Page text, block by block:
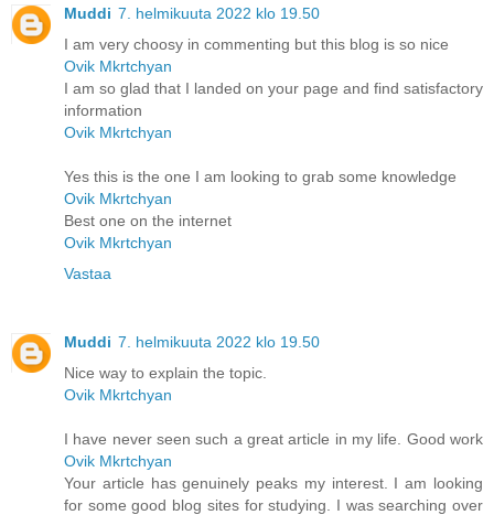
Muddi 7. helmikuuta 2022 klo 19.50
I am very choosy in commenting but this blog is so nice
Ovik Mkrtchyan
I am so glad that I landed on your page and find satisfactory
information
Ovik Mkrtchyan
Yes this is the one I am looking to grab some knowledge
Ovik Mkrtchyan
Best one on the internet
Ovik Mkrtchyan
Vastaa
Muddi 7. helmikuuta 2022 klo 19.50
Nice way to explain the topic.
Ovik Mkrtchyan
I have never seen such a great article in my life. Good work
Ovik Mkrtchyan
Your article has genuinely peaks my interest. I am looking
for some good blog sites for studying. I was searching over